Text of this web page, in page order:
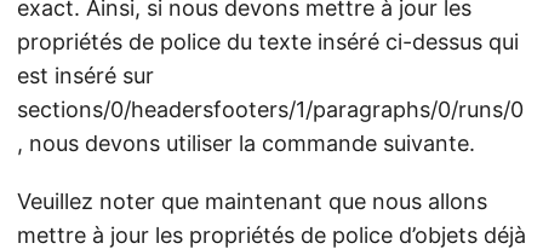
exact. Ainsi, si nous devons mettre à jour les
propriétés de police du texte inséré ci-dessus qui
est inséré sur
sections/0/headersfooters/1/paragraphs/0/runs/0
, nous devons utiliser la commande suivante.
Veuillez noter que maintenant que nous allons
mettre à jour les propriétés de police d’objets déjà